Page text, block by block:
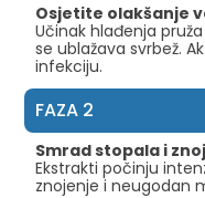
Osjetite olakšanje
Učinak hlađenja
se ublažava svrbež.
infekciju.
FAZA 2
Smrad stopala i
Ekstrakti počinju
znojenje i neugodan